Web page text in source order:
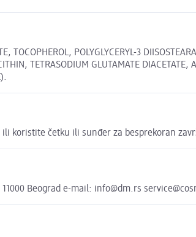
TOCOPHEROL, POLYGLYCERYL-3
TETRASODIUM GLUTAMATE DIACETATE,
koristite četku ili sunđer za besprekoran
Beograd e-mail: info@dm.rs